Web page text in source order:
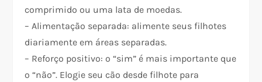
comprimido ou uma lata de moedas.
– Alimentação separada: alimente seus filhotes
diariamente em áreas separadas.
– Reforço positivo: o “sim” é mais importante que
o “não”. Elogie seu cão desde filhote para